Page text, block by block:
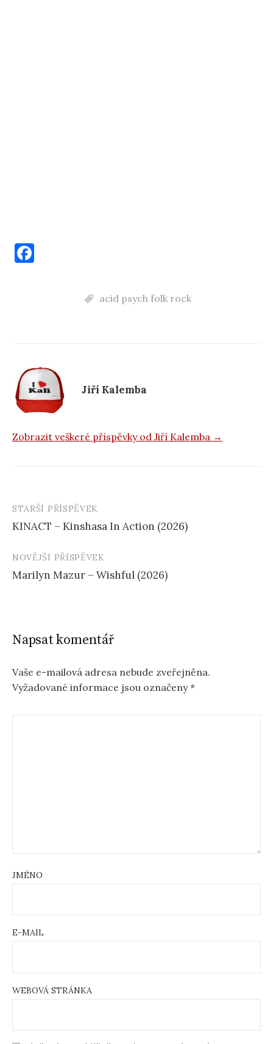
o
k
acid psych folk rock
Jiří Kalemba
Zobrazit veškeré příspěvky od Jiří Kalemba →
Navigace
příspěvku
STARŠÍ PŘÍSPĚVEK
KINACT – Kinshasa In Action (2026)
NOVĚJŠÍ PŘÍSPĚVEK
Marilyn Mazur – Wishful (2026)
Napsat komentář
Vaše e-mailová adresa nebude zveřejněna.
Vyžadované informace jsou označeny*
JMÉNO
E-MAIL
WEBOVÁ STRÁNKA